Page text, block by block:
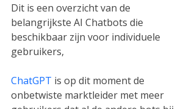
Dit is een overzicht van de
belangrijkste AI Chatbots die
beschikbaar zijn voor individuele
gebruikers,
ChatGPT is op dit moment de
onbetwiste marktleider met meer